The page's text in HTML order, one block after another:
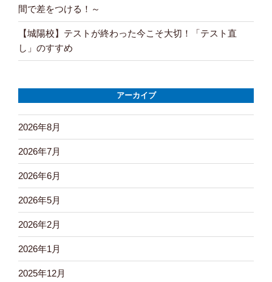
間で差をつける！～
【城陽校】テストが終わった今こそ大切！「テスト直
し」のすすめ
アーカイブ
2026年8月
2026年7月
2026年6月
2026年5月
2026年2月
2026年1月
2025年12月